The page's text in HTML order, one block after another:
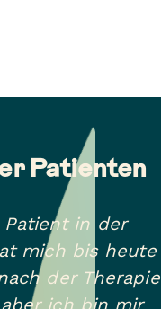
Patienten
Patient in der
mich bis heute
der Therapie
ich bin mir